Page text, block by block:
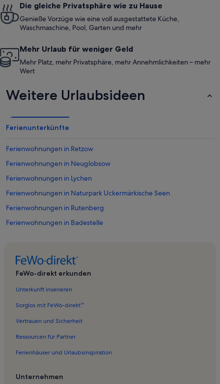
Die gleiche Privatsphäre wie zu Hause
Genieße Vorzüge wie eine voll ausgestattete Küche,
Waschmaschine, Pool, Garten und mehr
Mehr Urlaub für weniger Geld
Mehr Platz, mehr Privatsphäre, mehr Annehmlichkeiten – mehr
Wert
Weitere Urlaubsideen
Ferienunterkünfte
Ferienwohnungen in Retzow
Ferienwohnungen in Neuglobsow
Ferienwohnungen in Lychen
Ferienwohnungen in Naturpark Uckermärkische Seen
Ferienwohnungen in Rutenberg
Ferienwohnungen in Badestelle
Ferienwohnungen in Zernikow
Ferienwohnungen in Badestelle Haussee
Ferienwohnungen in Gedenkstätte Ravensbrück
Ferienwohnungen in Küstrinchen
FeWo-direkt erkunden
Unterkunft inserieren
Sorglos mit FeWo-direkt™
Vertrauen und Sicherheit
Ressourcen für Partner
Ferienhäuser und Urlaubsinspiration
Unternehmen